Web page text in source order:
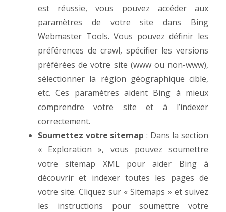
est réussie, vous pouvez accéder aux
paramètres de votre site dans Bing
Webmaster Tools. Vous pouvez définir les
préférences de crawl, spécifier les versions
préférées de votre site (www ou non-www),
sélectionner la région géographique cible,
etc. Ces paramètres aident Bing à mieux
comprendre votre site et à l’indexer
correctement.
Soumettez votre sitemap : Dans la section
« Exploration », vous pouvez soumettre
votre sitemap XML pour aider Bing à
découvrir et indexer toutes les pages de
votre site. Cliquez sur « Sitemaps » et suivez
les instructions pour soumettre votre